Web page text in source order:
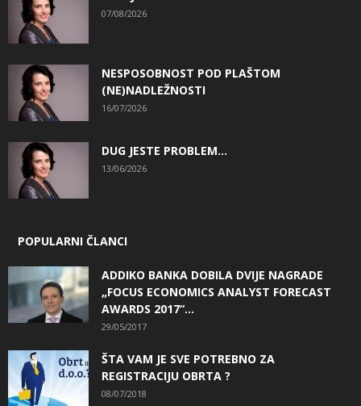
07/08/2026
NESPOSOBNOST POD PLAŠTOM
(NE)NADLEŽNOSTI
16/07/2026
DUG JESTE PROBLEM…
13/06/2026
POPULARNI ČLANCI
ADDIKO BANKA DOBILA DVIJE NAGRADE
„FOCUS ECONOMICS ANALYST FORECAST
AWARDS 2017“...
29/05/2017
ŠTA VAM JE SVE POTREBNO ZA
REGISTRACIJU OBRTA ?
08/07/2018